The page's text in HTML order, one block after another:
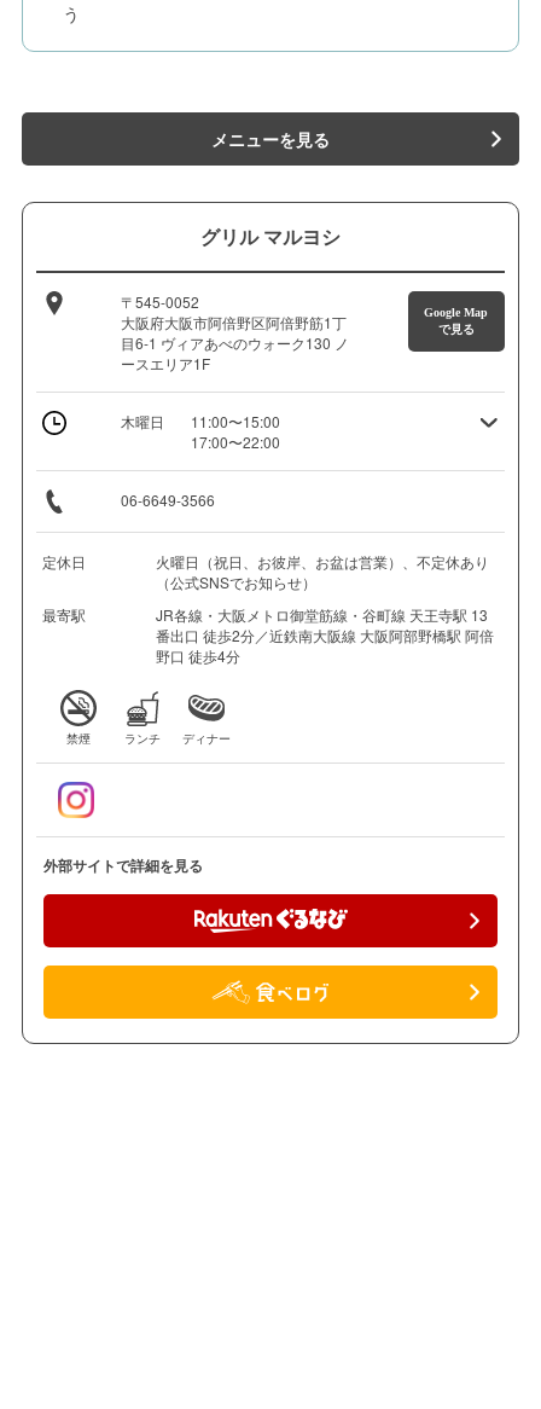
う
メニューを見る
グリル マルヨシ
〒545-0052
大阪府大阪市阿倍野区阿倍野筋1丁
目6-1 ヴィアあべのウォーク130 ノ
ースエリア1F
Google Map
で見る
木曜日
11:00〜15:00
17:00〜22:00
06-6649-3566
定休日
火曜日（祝日、お彼岸、お盆は営業）、不定休あり
（公式SNSでお知らせ）
最寄駅
JR各線・大阪メトロ御堂筋線・谷町線 天王寺駅 13
番出口 徒歩2分／近鉄南大阪線 大阪阿部野橋駅 阿倍
野口 徒歩4分
禁煙 ランチ ディナー
外部サイトで詳細を見る